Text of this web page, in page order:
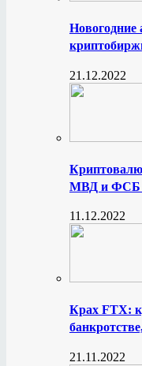
Новогодние
21.12.2022
МВД и ФСБ
11.12.2022
Крах FTX:
21.11.2022